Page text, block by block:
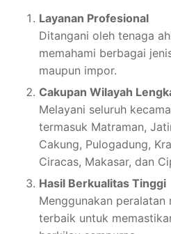
Layanan Profesional
Ditangani oleh tenaga
memahami berbagai
maupun impor.
Cakupan Wilayah
Melayani seluruh
termasuk Matraman,
Cakung, Pulogadung,
Ciracas, Makasar, dan
Hasil Berkualitas Tinggi
Menggunakan peralatan
terbaik untuk